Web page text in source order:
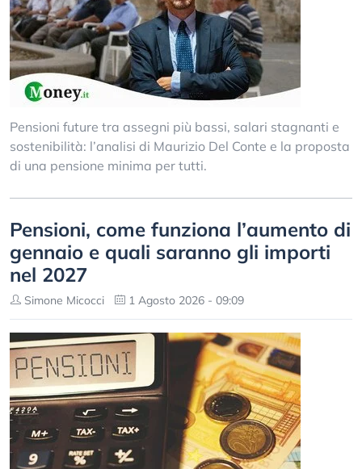
Pensioni future tra assegni più bassi, salari stagnanti e
sostenibilità: l’analisi di Maurizio Del Conte e la proposta
di una pensione minima per tutti.
Pensioni, come funziona l’aumento di
gennaio e quali saranno gli importi
nel 2027
Simone Micocci 1 Agosto 2026 - 09:09